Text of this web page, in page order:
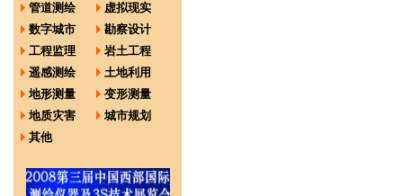
管道测绘
虚拟现实
数字城市
勘察设计
工程监理
岩土工程
遥感测绘
土地利用
地形测量
变形测量
地质灾害
城市规划
其他